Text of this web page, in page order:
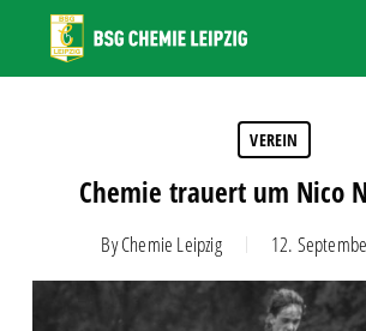
main
VEREIN
Chemie trauert um Nico
ByChemie Leipzig 12.